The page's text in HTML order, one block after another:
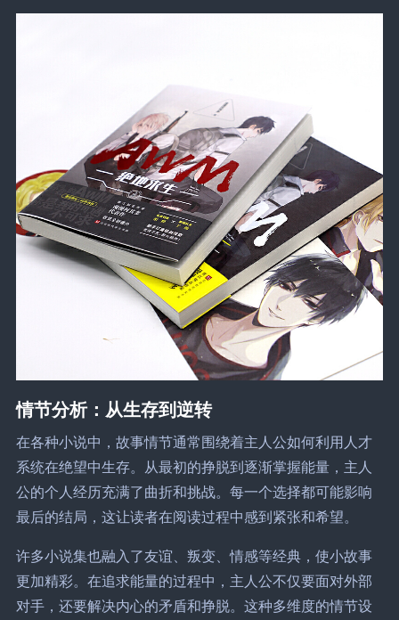
情节分析：从生存到逆转
在各种小说中，故事情节通常围绕着主人公如何利用人才
系统在绝望中生存。从最初的挣脱到逐渐掌握能量，主人
公的个人经历充满了曲折和挑战。每一个选择都可能影响
最后的结局，这让读者在阅读过程中感到紧张和希望。
许多小说集也融入了友谊、叛变、情感等经典，使小故事
更加精彩。在追求能量的过程中，主人公不仅要面对外部
对手，还要解决内心的矛盾和挣脱。这种多维度的情节设